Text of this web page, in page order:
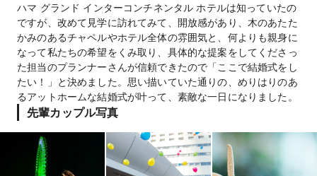
ハマ グランド インターコンチネンタル ホテルは知っていたの
ですが、改めて見学に訪れてみて、開放感があり、木のあたた
かみのあるチャペルやホテル全体の雰囲気と、何よりも親身に
なって私たちの希望をくみ取り、具体的な提案をしてくださっ
た担当のプランナーさんが信頼できたので「ここで結婚式をし
たい！」と決めました。思い描いていた通りの、めりはりのあ
るアットホームな結婚式が叶って、素敵な一日になりました。
先輩カップル写真